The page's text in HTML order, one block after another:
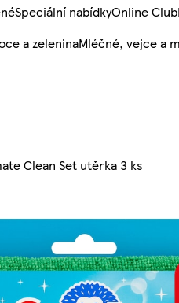
Speciální nabídkyOnline Club
a zeleninaMléčné, vejce a
Clean Set utěrka 3 ks